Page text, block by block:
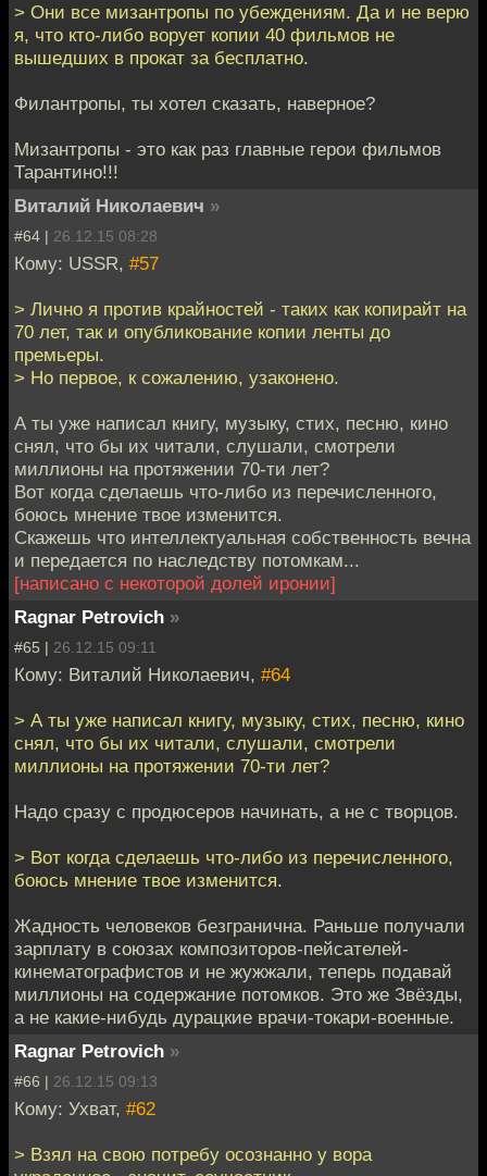
> Они все мизантропы по убеждениям. Да и не верю
я, что кто-либо ворует копии 40 фильмов не
вышедших в прокат за бесплатно.
Филантропы, ты хотел сказать, наверное?
Мизантропы - это как раз главные герои фильмов
Тарантино!!!
Виталий Николаевич »
#64 | 26.12.15 08:28
Кому: USSR, #57
> Лично я против крайностей - таких как копирайт на
70 лет, так и опубликование копии ленты до
премьеры.
> Но первое, к сожалению, узаконено.
А ты уже написал книгу, музыку, стих, песню, кино
снял, что бы их читали, слушали, смотрели
миллионы на протяжении 70-ти лет?
Вот когда сделаешь что-либо из перечисленного,
боюсь мнение твое изменится.
Скажешь что интеллектуальная собственность вечна
и передается по наследству потомкам...
[написано с некоторой долей иронии]
Ragnar Petrovich »
#65 | 26.12.15 09:11
Кому: Виталий Николаевич, #64
> А ты уже написал книгу, музыку, стих, песню, кино
снял, что бы их читали, слушали, смотрели
миллионы на протяжении 70-ти лет?
Надо сразу с продюсеров начинать, а не с творцов.
> Вот когда сделаешь что-либо из перечисленного,
боюсь мнение твое изменится.
Жадность человеков безгранична. Раньше получали
зарплату в союзах композиторов-пейсателей-
кинематографистов и не жужжали, теперь подавай
миллионы на содержание потомков. Это же Звёзды,
а не какие-нибудь дурацкие врачи-токари-военные.
Ragnar Petrovich »
#66 | 26.12.15 09:13
Кому: Ухват, #62
> Взял на свою потребу осознанно у вора